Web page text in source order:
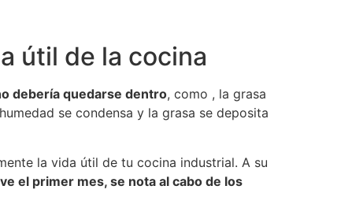
útil de la cocina
debería quedarse dentro, como , la grasa
se condensa y la grasa se deposita
la vida útil de tu cocina industrial. A su
el primer mes, se nota al cabo de los